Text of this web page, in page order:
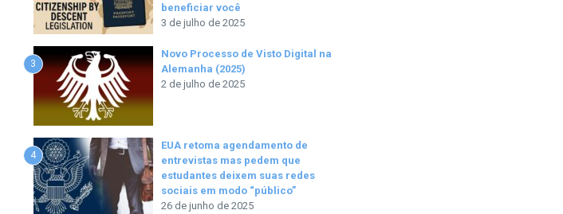
beneficiar você
3 de julho de 2025
3
Novo Processo de Visto Digital na
Alemanha (2025)
2 de julho de 2025
4
EUA retoma agendamento de
entrevistas mas pedem que
estudantes deixem suas redes
sociais em modo “público”
26 de junho de 2025